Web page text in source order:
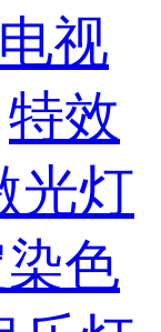
视
特效
光灯
色